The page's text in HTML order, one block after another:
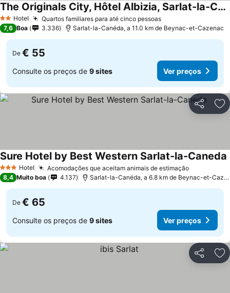
2 Estrelas
Hotel Quartos familiares para até cinco pessoas
The Originals City, Hôtel Albizia, Sarlat-la-Canéda
7,6 Boa 3.336 Sarlat-la-Canéda, a 11.0 km de Beynac-et-Cazenac
De € 55
Consulte os preços de 9 sites Ver preços
Partilhar
3 EstrelasHotel Acomodações que aceitam animais de estimação
Sure Hotel by Best Western Sarlat-la-Caneda
8,4 Muito boa 4.137 Sarlat-la-Canéda, a 6.8 km de Beynac-et-Cazenac
De € 65
Consulte os preços de 9 sites Ver preços
Partilhar